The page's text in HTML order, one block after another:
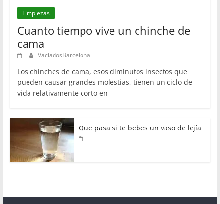
Limpiezas
Cuanto tiempo vive un chinche de
cama
VaciadosBarcelona
Los chinches de cama, esos diminutos insectos que
pueden causar grandes molestias, tienen un ciclo de
vida relativamente corto en
Que pasa si te bebes un vaso de lejía